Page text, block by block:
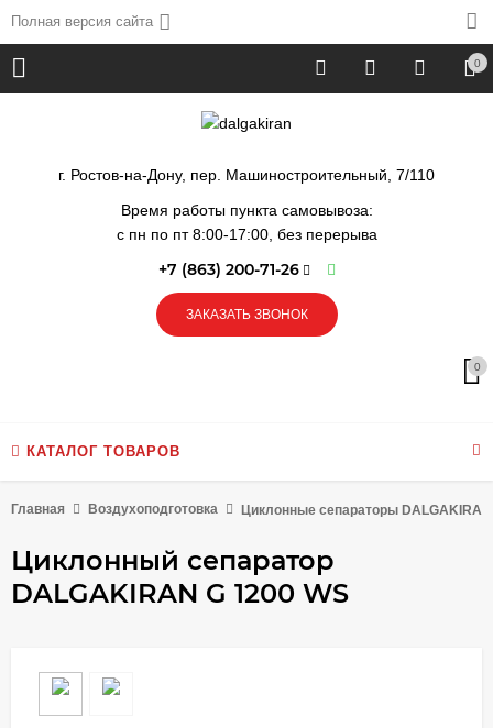
Полная версия сайта
0
г. Ростов-на-Дону, пер. Машиностроительный, 7/110
Время работы пункта самовывоза:
с пн по пт 8:00-17:00, без перерыва
+7 (863) 200-71-26
ЗАКАЗАТЬ ЗВОНОК
0
КАТАЛОГ ТОВАРОВ
Главная Воздухоподготовка Циклонные сепараторы DALGAKIRAN
Циклонный сепаратор
DALGAKIRAN G 1200 WS